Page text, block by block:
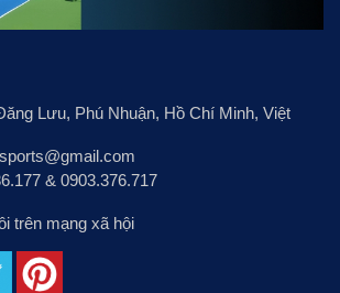
Lưu, Phú Nhuận, Hồ Chí Minh, Việt
& 0903.376.717
trên mạng xã hội